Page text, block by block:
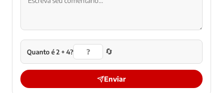
Quanto é 2 + 4? 🔄
Enviar